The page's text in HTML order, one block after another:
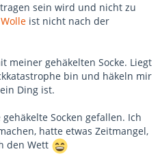
sein wird und nicht zu
Wolle ist nicht nach der
meiner gehäkelten Socke. Liegt
bin und häkeln mir
Ding ist.
Socken gefallen. Ich
hatte etwas Zeitmangel,
den Wett